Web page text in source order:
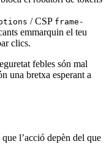
/ CSP frame-
emmarquin el teu
clics.
febles són mal
una bretxa esperant a
l’acció depèn del que